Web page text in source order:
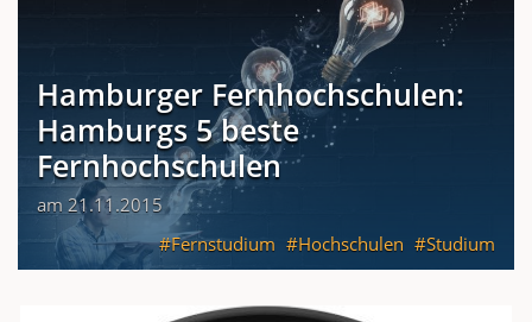
Hamburger Fernhochschulen:
Hamburgs 5 beste
Fernhochschulen
am 21.11.2015
Fernstudium
Hochschulen Studium